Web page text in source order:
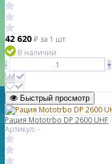
42 620 ₽ за 1 шт
В наличии
-
+
Быстрый просмотр
Рация Mototrbo DP 2600 UHF
Артикул: -